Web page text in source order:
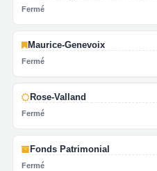
Fermé
Maurice-Genevoix
Fermé
Rose-Valland
Fermé
Fonds Patrimonial
Fermé